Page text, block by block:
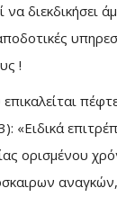
διεκδικήσει
!
ορισμένου